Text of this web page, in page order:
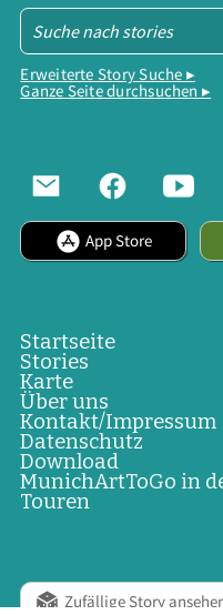
Erweiterte Story Suche ▸
Ganze Seite durchsuchen ▸
App Store
Startseite
Stories
Karte
Über uns
Kontakt/Impressum
Datenschutz
Download
MunichArtToGo in
Touren
Zufällige Story